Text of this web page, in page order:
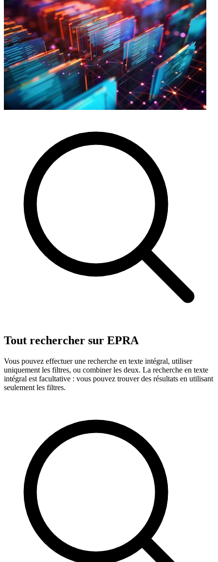
Tout rechercher sur EPRA
Vous pouvez effectuer une recherche en texte intégral, utiliser
uniquement les filtres, ou combiner les deux. La recherche en texte
intégral est facultative : vous pouvez trouver des résultats en utilisant
seulement les filtres.